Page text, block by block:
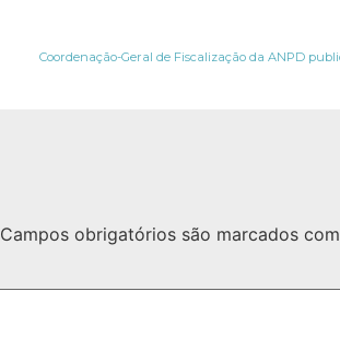
Campos obrigatórios são marcados com